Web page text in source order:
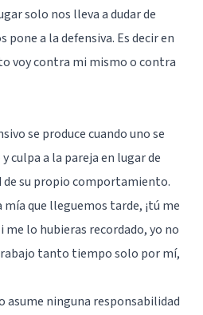
solo nos lleva a dudar de
a la defensiva. Es decir en
voy contra mi mismo o contra
se produce cuando uno se
culpa a la pareja en lugar de
su propio comportamiento.
que lleguemos tarde, ¡tú me
me lo hubieras recordado, yo no
tanto tiempo solo por mí,
asume ninguna responsabilidad